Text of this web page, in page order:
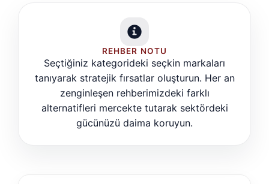
REHBER NOTU
Seçtiğiniz kategorideki seçkin markaları
tanıyarak stratejik fırsatlar oluşturun. Her an
zenginleşen rehberimizdeki farklı
alternatifleri mercekte tutarak sektördeki
gücünüzü daima koruyun.